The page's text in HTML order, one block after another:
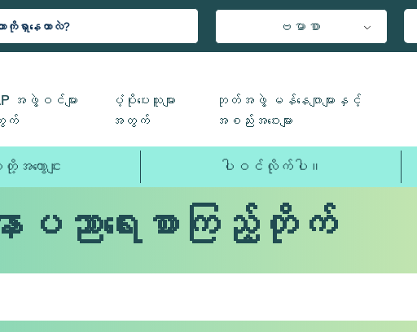
ဗမာစာ
အဖွဲ့ဝင်များ
က်
ပံ့ပိုးပေးသူများ
အတွက်
ဘုတ်အဖွဲ့ မန်နေဂျာများနှင့်
အစည်းအဝေးများ
တို့အကွောငျး ပါဝင်လိုက်ပါ။
ပညာရေးစာကြည့်တိုက်